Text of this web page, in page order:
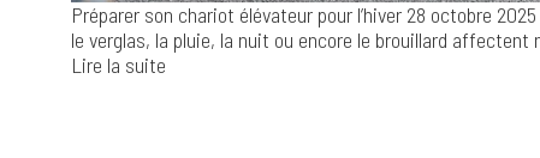
Préparer son chariot élévateur pour l’hiver 28 octobre 2025
le verglas, la pluie, la nuit ou encore le brouillard affectent
Lire la suite